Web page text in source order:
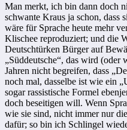
Man merkt, ich bin dann doch
schwante Kraus ja schon, dass
wäre für Sprache heute mehr
Klischee reproduziert; und die
Deutschtürken Bürger auf
„Süddeutsche“, das wird (oder
Jahren nicht begreifen, dass
noch mal, dasselbe ist wie ein
sogar rassistische Formel
doch beseitigen will. Wenn
wie sie sind, nicht immer nur
dafür; so bin ich Schlingel